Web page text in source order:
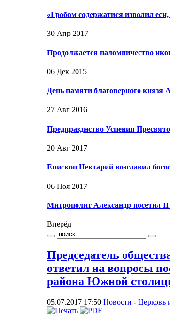
«Гробом содержатися изволил
30 Апр 2017
Продолжается паломничество
06 Дек 2015
День памяти благоверного
27 Авг 2016
Предпразднство Успения
20 Авг 2017
Епископ Нектарий возглавил
06 Ноя 2017
Митрополит Александр посетил
Вперёд
Председатель
ответил на вопросы
района Южной
05.07.2017 17:50 Новости - Церковь